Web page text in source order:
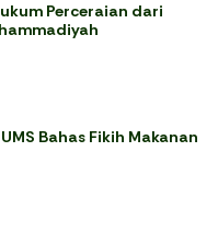
Perceraian dari
Bahas Fikih Makanan